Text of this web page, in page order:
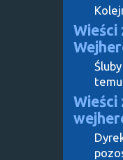
Wieści
temu
Wieści